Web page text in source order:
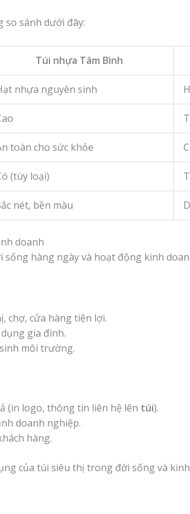
sánh dưới đây:
Túi nhựa Tâm Bình
nhựa nguyên sinh
toàn cho sức khỏe
(tùy loại)
nét, bền màu
doanh
hàng ngày và hoạt động kinh
chợ, cửa hàng tiện lợi.
gia đình.
môi trường.
(in logo, thông tin liên hệ lên túi).
doanh nghiệp.
hàng.